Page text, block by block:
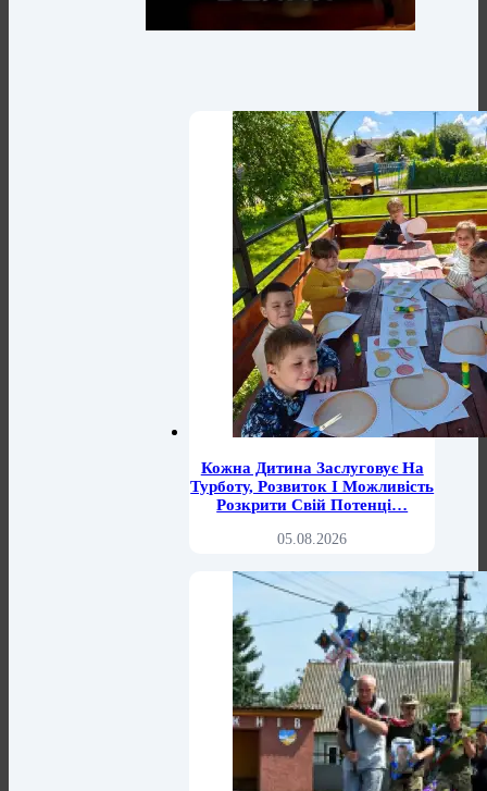
Кожна Дитина Заслуговує На
Турботу, Розвиток І Можливість
Розкрити Свій Потенці…
05.08.2026